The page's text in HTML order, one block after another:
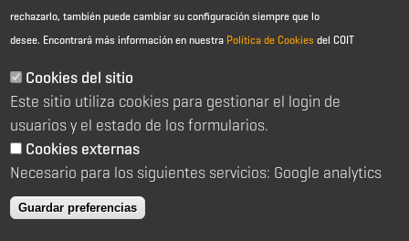
Aviso Legal - Información general
Política de cookies
Política de reembolso
Sitemap
C/ Almagro 2 1º Izqda 28010 Madrid
91 391 10 66
coit@coit.es
rechazarlo, también puede cambiar su configuración siempre que lo
desee. Encontrará más información en nuestra Política de Cookies del COIT
Cookies del sitio
Este sitio utiliza cookies para gestionar el login de
usuarios y el estado de los formularios.
Cookies externas
Necesario para los siguientes servicios: Google analytics
Guardar preferencias